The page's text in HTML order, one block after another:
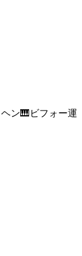
ン🎹ビフォー運